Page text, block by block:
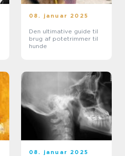
08. januar 2025
Den ultimative guide til
brug af potetrimmer til
hunde
08. januar 2025